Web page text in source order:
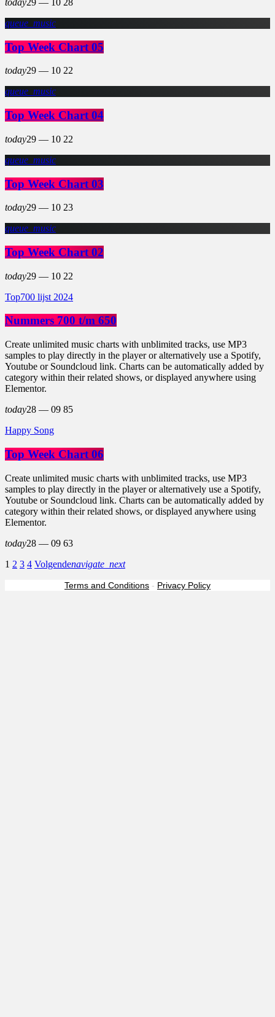
today29 — 10 28
queue_music
Top Week Chart 05
today29 — 10 22
queue_music
Top Week Chart 04
today29 — 10 22
queue_music
Top Week Chart 03
today29 — 10 23
queue_music
Top Week Chart 02
today29 — 10 22
Top700 lijst 2024
Nummers 700 t/m 650
Create unlimited music charts with unblimited tracks, use MP3
samples to play directly in the player or alternatively use a Spotify,
Youtube or Soundcloud link. Charts can be automatically added by
category within their related shows, or displayed anywhere using
Elementor.
today28 — 09 85
Happy Song
Top Week Chart 06
Create unlimited music charts with unblimited tracks, use MP3
samples to play directly in the player or alternatively use a Spotify,
Youtube or Soundcloud link. Charts can be automatically added by
category within their related shows, or displayed anywhere using
Elementor.
today28 — 09 63
1 2 3 4 Volgendenavigate_next
Terms and Conditions - Privacy Policy